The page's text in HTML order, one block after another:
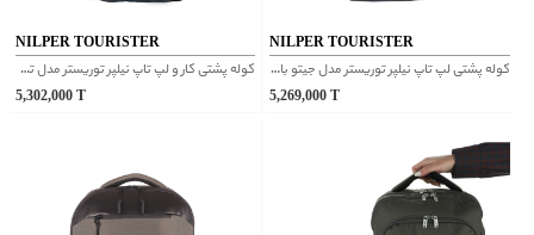
NILPER TOURISTER
کوله پشتی کار و لپ تاپ نیلپر توریستر مدل توبن سورمه ای
5,302,000T
NILPER TOURISTER
کوله پشتی لپ تاپ نیلپر توریستر مدل جیتو با پارچه اسکینی مشکی
5,269,000 T